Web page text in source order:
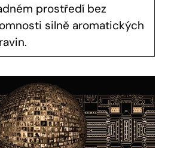
prostředí bez
silně aromatických